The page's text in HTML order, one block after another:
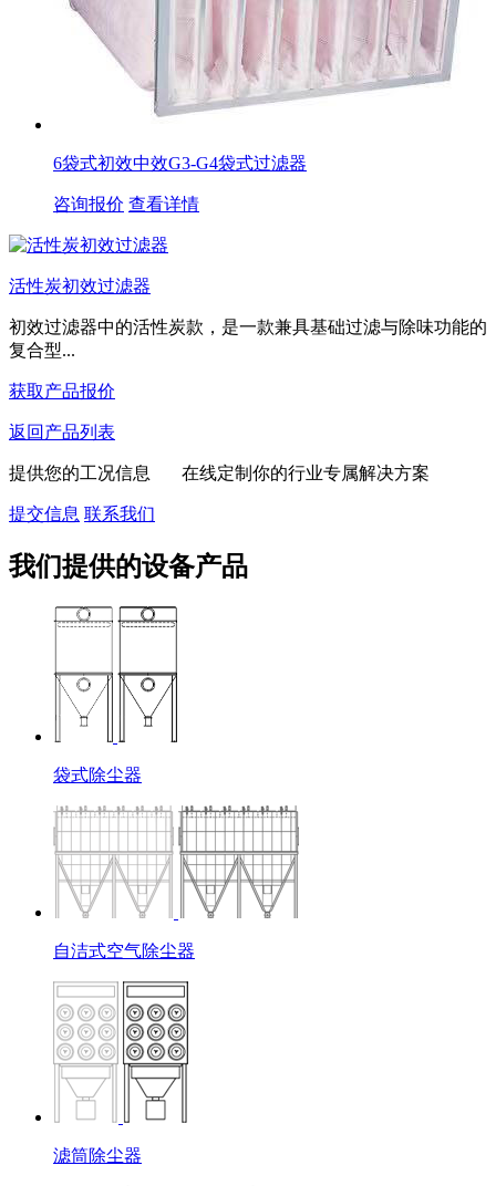
6袋式初效中效G3-G4袋式过滤器
咨询报价 查看详情
活性炭初效过滤器
初效过滤器中的活性炭款，是一款兼具基础过滤与除味功能的
复合型...
获取产品报价
返回产品列表
提供您的工况信息 在线定制你的行业专属解决方案
提交信息 联系我们
我们提供的设备产品
袋式除尘器
自洁式空气除尘器
滤筒除尘器